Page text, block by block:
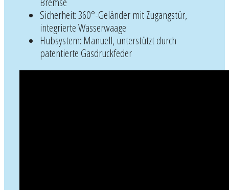
Sicherheit: 360°-Geländer mit Zugangstür,
integrierte Wasserwaage
Hubsystem: Manuell, unterstützt durch
patentierte Gasdruckfeder